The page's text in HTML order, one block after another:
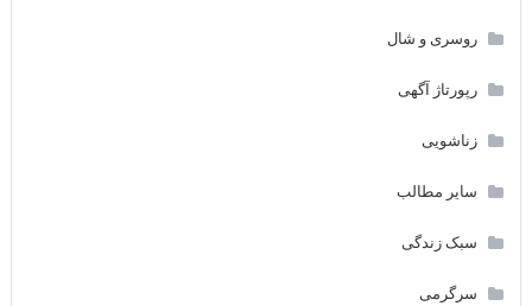
روسری و شال
رپورتاژ آگهی
زناشویی
سایر مطالب
سبک زندگی
سرگرمی